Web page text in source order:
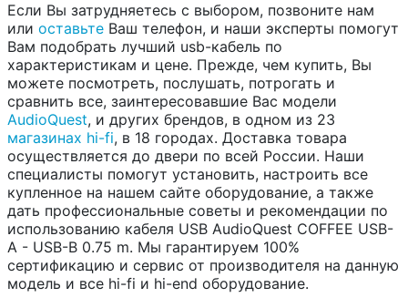
Если Вы затрудняетесь с выбором, позвоните нам
или оставьте Ваш телефон, и наши эксперты помогут
Вам подобрать лучший usb-кабель по
характеристикам и цене. Прежде, чем купить, Вы
можете посмотреть, послушать, потрогать и
сравнить все, заинтересовавшие Вас модели
AudioQuest, и других брендов, в одном из 23
магазинах hi-fi, в 18 городах. Доставка товара
осуществляется до двери по всей России. Наши
специалисты помогут установить, настроить все
купленное на нашем сайте оборудование, а также
дать профессиональные советы и рекомендации по
использованию кабеля USB AudioQuest COFFEE USB-
A - USB-B 0.75 m. Мы гарантируем 100%
сертификацию и сервис от производителя на данную
модель и все hi-fi и hi-end оборудование.